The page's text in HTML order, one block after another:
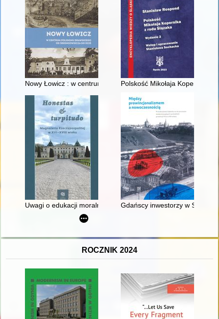
Nowy Łowicz : w centrum poligonu drawskiego od
Polskość Mikołaja Kopernika z
Uwagi o edukacji moralnej synów szlacheckich w XVI-
Gdańscy inwestorzy w
ROCZNIK 2024